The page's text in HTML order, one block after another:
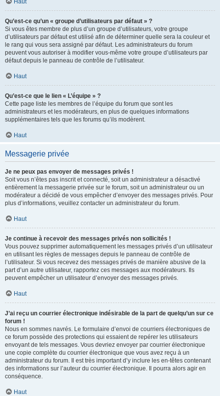
Haut
Qu’est-ce qu’un « groupe d’utilisateurs par défaut » ?
Si vous êtes membre de plus d’un groupe d’utilisateurs, votre groupe
d’utilisateurs par défaut est utilisé afin de déterminer quelle sera la couleur et
le rang qui vous sera assigné par défaut. Les administrateurs du forum
peuvent vous autoriser à modifier vous-même votre groupe d’utilisateurs par
défaut depuis le panneau de contrôle de l’utilisateur.
Haut
Qu’est-ce que le lien « L’équipe » ?
Cette page liste les membres de l’équipe du forum que sont les
administrateurs et les modérateurs, en plus de quelques informations
supplémentaires tels que les forums qu’ils modèrent.
Haut
Messagerie privée
Je ne peux pas envoyer de messages privés !
Soit vous n’êtes pas inscrit et connecté, soit un administrateur a désactivé
entièrement la messagerie privée sur le forum, soit un administrateur ou un
modérateur a décidé de vous empêcher d’envoyer des messages privés. Pour
plus d’informations, veuillez contacter un administrateur du forum.
Haut
Je continue à recevoir des messages privés non sollicités !
Vous pouvez supprimer automatiquement les messages privés d’un utilisateur
en utilisant les règles de messages depuis le panneau de contrôle de
l’utilisateur. Si vous recevez des messages privés de manière abusive de la
part d’un autre utilisateur, rapportez ces messages aux modérateurs. Ils
peuvent empêcher un utilisateur d’envoyer des messages privés.
Haut
J’ai reçu un courrier électronique indésirable de la part de quelqu’un sur ce
forum !
Nous en sommes navrés. Le formulaire d’envoi de courriers électroniques de
ce forum possède des protections qui essaient de repérer les utilisateurs
envoyant de tels messages. Vous devriez envoyer par courrier électronique
une copie complète du courrier électronique que vous avez reçu à un
administrateur du forum. Il est très important d’y inclure les en-têtes contenant
des informations sur l’auteur du courrier électronique. Il pourra alors agir en
conséquence.
Haut